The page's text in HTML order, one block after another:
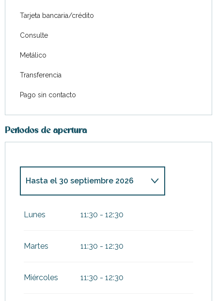
Tarjeta bancaria/crédito
Consulte
Metálico
Transferencia
Pago sin contacto
Periodos de apertura
2026
Hasta el 30 septiembre 2026
Lunes 11:30 - 12:30
Martes 11:30 - 12:30
Miércoles 11:30 - 12:30